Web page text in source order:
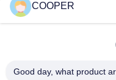
COOPER
Good day, what product